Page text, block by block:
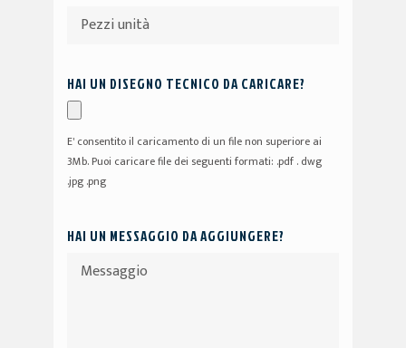
HAI UN DISEGNO TECNICO DA CARICARE?
E' consentito il caricamento di un file non superiore ai
3Mb. Puoi caricare file dei seguenti formati: .pdf . dwg
.jpg .png
HAI UN MESSAGGIO DA AGGIUNGERE?